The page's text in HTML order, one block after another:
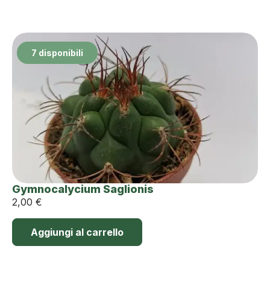
7 disponibili
Gymnocalycium Saglionis
2,00 €
Aggiungi al carrello